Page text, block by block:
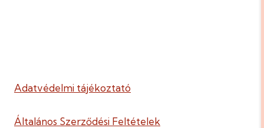
Adatvédelmi tájékoztató
Általános Szerződési Feltételek